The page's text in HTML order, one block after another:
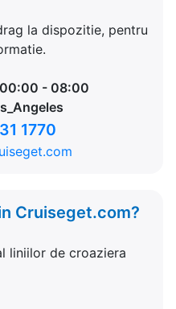
la dispozitie, pentru
00:00 - 08:00
1770
Cruiseget.com?
liniilor de croaziera